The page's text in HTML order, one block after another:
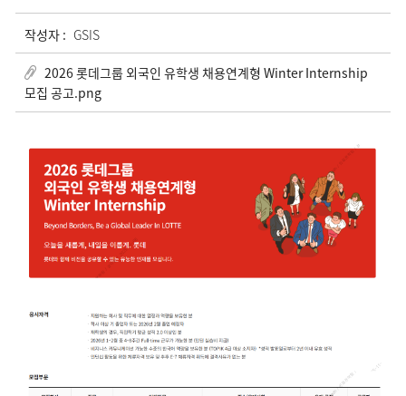
작성자 : GSIS
2026 롯데그룹 외국인 유학생 채용연계형 Winter Internship
모집 공고.png